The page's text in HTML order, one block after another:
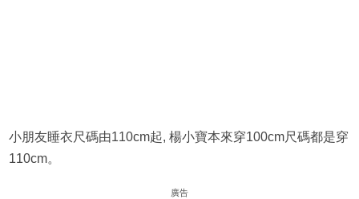
小朋友睡衣尺碼由110cm起, 楊小寶本來穿100cm尺碼都是穿
110cm。
廣告